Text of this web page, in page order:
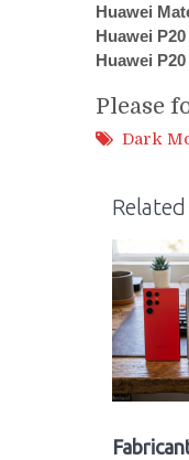
Huawei
Huawei
Huawei
Please
Dark